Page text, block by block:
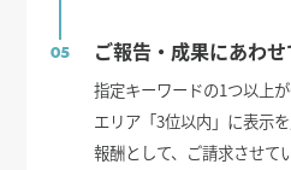
05 ご報告・成果にあわ
指定キーワードの1つ以上
エリア「3位以内」に表示
報酬として、ご請求させて